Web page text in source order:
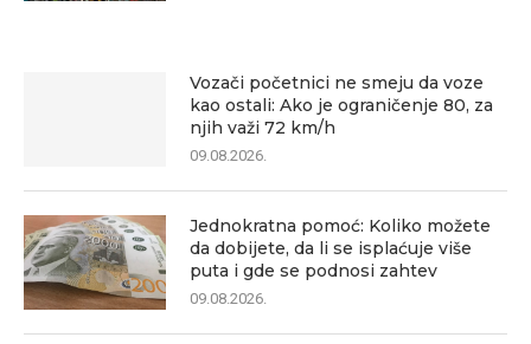
Vozači početnici ne smeju da voze
kao ostali: Ako je ograničenje 80, za
njih važi 72 km/h
09.08.2026.
Jednokratna pomoć: Koliko možete
da dobijete, da li se isplaćuje više
puta i gde se podnosi zahtev
09.08.2026.